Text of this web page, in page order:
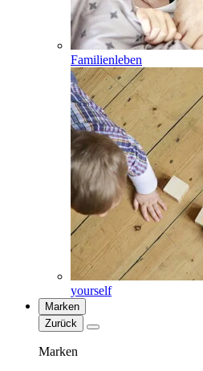
Familienleben
yourself
Marken
Zurück
Marken